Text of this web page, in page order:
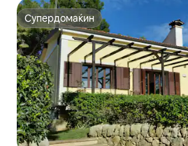
Супердомаќин
Супердомаќин